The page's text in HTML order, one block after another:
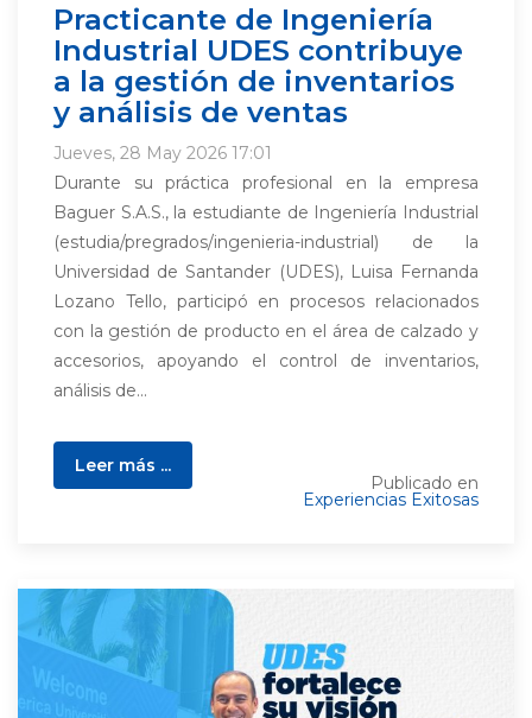
Practicante de Ingeniería
Industrial UDES contribuye
a la gestión de inventarios
y análisis de ventas
Jueves, 28 May 2026 17:01
Durante su práctica profesional en la empresa
Baguer S.A.S., la estudiante de Ingeniería Industrial
(estudia/pregrados/ingenieria-industrial) de la
Universidad de Santander (UDES), Luisa Fernanda
Lozano Tello, participó en procesos relacionados
con la gestión de producto en el área de calzado y
accesorios, apoyando el control de inventarios,
análisis de...
Leer más ...
Publicado en
Experiencias Exitosas